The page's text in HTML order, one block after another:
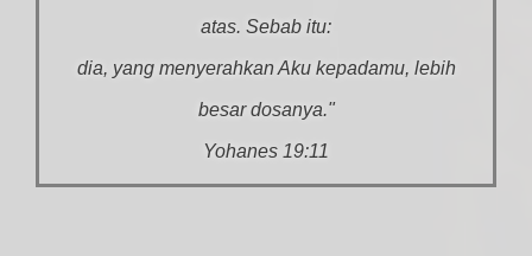
atas. Sebab itu:
dia, yang menyerahkan Aku kepadamu, lebih
besar dosanya."
Yohanes 19:11